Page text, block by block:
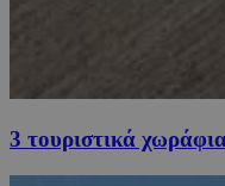
3 τουριστικά